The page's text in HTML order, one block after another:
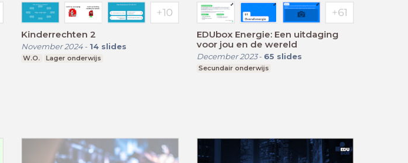
Kinderrechten 2
November 2024- 14 slides
W.O. Lager onderwijs
EDUbox Energie: Een uitdaging
voor jou en de wereld
December 2023- 65 slides
Secundair onderwijs